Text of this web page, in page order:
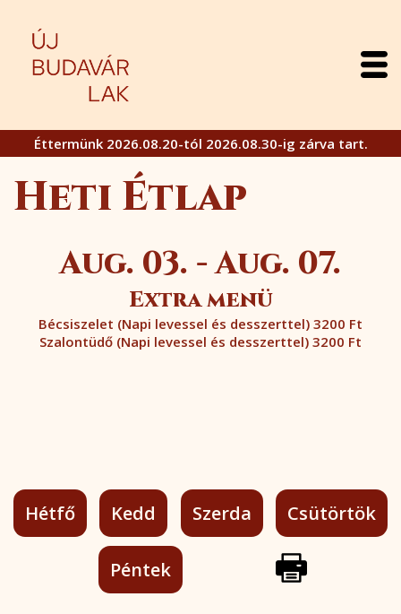
Éttermünk 2026.08.20-tól 2026.08.30-ig zárva tart.
Heti Étlap
Aug. 03. - Aug. 07.
Extra menü
Bécsiszelet (Napi levessel és desszerttel) 3200 Ft
Szalontüdő (Napi levessel és desszerttel) 3200 Ft
Hétfő Kedd Szerda Csütörtök
Péntek